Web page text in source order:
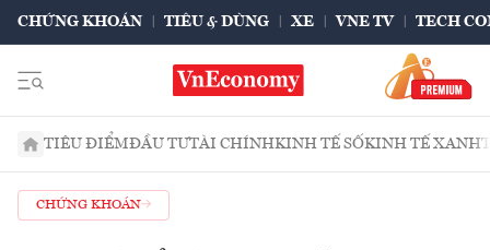
CHỨNG KHOÁN TIÊU & DÙNG XE VNE TV TECH
TIÊU ĐIỂMĐẦU TƯTÀI CHÍNHKINH TẾ SỐKINH TẾ XANH
CHỨNG KHOÁN